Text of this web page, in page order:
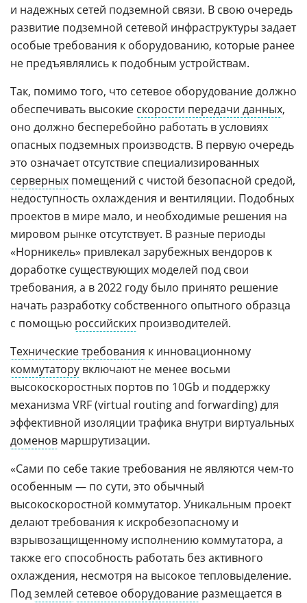
и надежных сетей подземной связи. В свою очередь
развитие подземной сетевой инфраструктуры задает
особые требования к оборудованию, которые ранее
не предъявлялись к подобным устройствам.
Так, помимо того, что сетевое оборудование должно
обеспечивать высокие скорости передачи данных,
оно должно бесперебойно работать в условиях
опасных подземных производств. В первую очередь
это означает отсутствие специализированных
серверных помещений с чистой безопасной средой,
недоступность охлаждения и вентиляции. Подобных
проектов в мире мало, и необходимые решения на
мировом рынке отсутствует. В разные периоды
«Норникель» привлекал зарубежных вендоров к
доработке существующих моделей под свои
требования, а в 2022 году было принято решение
начать разработку собственного опытного образца
с помощью российских производителей.
Технические требования к инновационному
коммутатору включают не менее восьми
высокоскоростных портов по 10Gb и поддержку
механизма VRF (virtual routing and forwarding) для
эффективной изоляции трафика внутри виртуальных
доменов маршрутизации.
«Сами по себе такие требования не являются чем-то
особенным — по сути, это обычный
высокоскоростной коммутатор. Уникальным проект
делают требования к искробезопасному и
взрывозащищенному исполнению коммутатора, а
также его способность работать без активного
охлаждения, несмотря на высокое тепловыделение.
Подземлей сетевое оборудование размещается в